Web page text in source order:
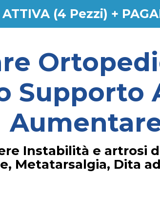
ATTIVA (4 Pezzi) +
Supporto
Instabilità e artrosi
Metatarsalgia, Dita